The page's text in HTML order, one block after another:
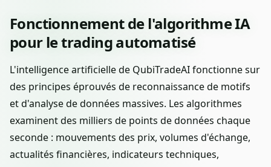
Fonctionnement de l'algorithme IA
pour le trading automatisé
L'intelligence artificielle de QubiTradeAI fonctionne sur
des principes éprouvés de reconnaissance de motifs
et d'analyse de données massives. Les algorithmes
examinent des milliers de points de données chaque
seconde : mouvements des prix, volumes d'échange,
actualités financières, indicateurs techniques,